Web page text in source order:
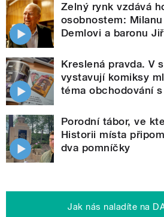
Zelný rynk vzdává
osobnostem:
Demlovi a baronu
Kreslená pravda. V
vystavují komiksy
téma obchodování
Porodní tábor, ve
Historii místa
dva pomníčky
Jak nás naladíte na